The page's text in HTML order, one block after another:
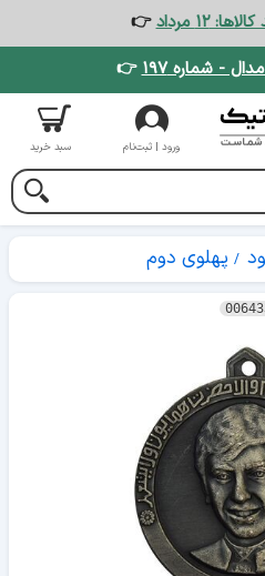
۱۲ مرداد
👉
- شماره ۱۹۷ 👉
ورود | ثبت‌نام سبد خرید
پهلوی دوم